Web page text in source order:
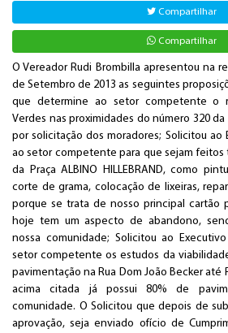
Compartilhar
Compartilhar
O Vereador Rudi Brombilla apresentou na
de Setembro de 2013 as seguintes
que determine ao setor competente o
Verdes nas proximidades do número 320 da
por solicitação dos moradores; Solicitou ao
ao setor competente para que sejam feitos
da Praça ALBINO HILLEBRAND, como
corte de grama, colocação de lixeiras,
porque se trata de nosso principal cartão
hoje tem um aspecto de abandono,
nossa comunidade; Solicitou ao
setor competente os estudos da
pavimentação na Rua Dom João Becker até
acima citada já possui 80% de
comunidade. O Solicitou que depois de
aprovação, seja enviado ofício de